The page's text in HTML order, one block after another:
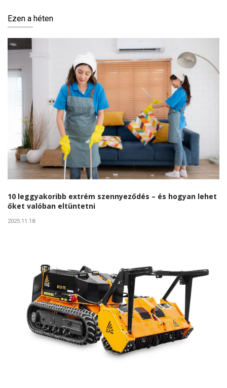
Ezen a héten
10 leggyakoribb extrém szennyeződés – és hogyan lehet
őket valóban eltüntetni
2025.11.18.